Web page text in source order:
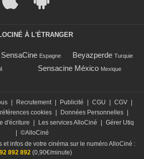
À L'ÉTRANGER
SensaCine Espagne Beyazperde Turquie
Sensacine México Mexique
Recrutement Publicité CGU CGV
cookies Données Personnelles
d'écriture Les services AlloCiné
Gérer Utiq
©AlloCiné
et infos de votre cinéma sur le numéro AlloCiné :
892 892(0,90€/minute)